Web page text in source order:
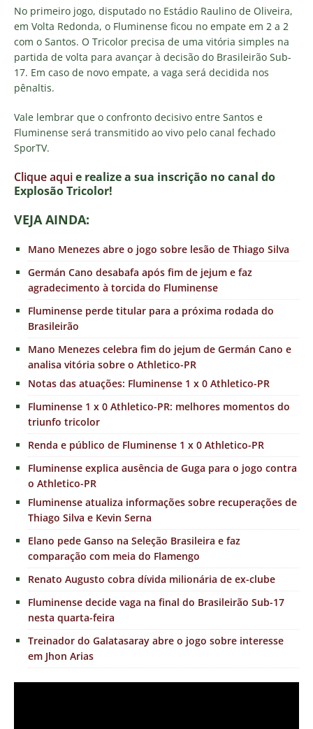
No primeiro jogo, disputado no Estádio Raulino de Oliveira,
em Volta Redonda, o Fluminense ficou no empate em 2 a 2
com o Santos. O Tricolor precisa de uma vitória simples na
partida de volta para avançar à decisão do Brasileirão Sub-
17. Em caso de novo empate, a vaga será decidida nos
pênaltis.
Vale lembrar que o confronto decisivo entre Santos e
Fluminense será transmitido ao vivo pelo canal fechado
SporTV.
Clique aquie realize a sua inscrição no canal do
Explosão Tricolor!
VEJA AINDA:
Mano Menezes abre o jogo sobre lesão de Thiago Silva
Germán Cano desabafa após fim de jejum e faz
agradecimento à torcida do Fluminense
Fluminense perde titular para a próxima rodada do
Brasileirão
Mano Menezes celebra fim do jejum de Germán Cano e
analisa vitória sobre o Athletico-PR
Notas das atuações: Fluminense 1 x 0 Athletico-PR
Fluminense 1 x 0 Athletico-PR: melhores momentos do
triunfo tricolor
Renda e público de Fluminense 1 x 0 Athletico-PR
Fluminense explica ausência de Guga para o jogo contra
o Athletico-PR
Fluminense atualiza informações sobre recuperações de
Thiago Silva e Kevin Serna
Elano pede Ganso na Seleção Brasileira e faz
comparação com meia do Flamengo
Renato Augusto cobra dívida milionária de ex-clube
Fluminense decide vaga na final do Brasileirão Sub-17
nesta quarta-feira
Treinador do Galatasaray abre o jogo sobre interesse
em Jhon Arias